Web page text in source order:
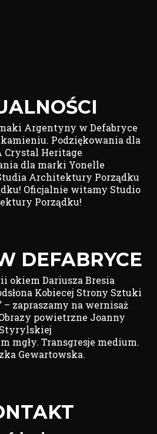
Argentyny w Defabryce
Podziękowania dla
Crystal Heritage
dla marki Yonelle
Architektury Porządku
Oficjalnie witamy Studio
Porządku!
DEFABRYCE
okiem Dariusza Bresia
Kobiecej Strony Sztuki
– zapraszamy na wernisaż
powietrzne Joanny
Styrylskiej
mgły. Transgresje medium.
Gewartowska.